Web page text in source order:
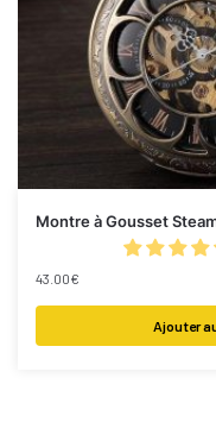
Montre à Gousset
43.00€
Ajouter